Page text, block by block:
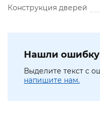
Конструкция дверей
Нашли ошибку
Выделите текст с
напишите нам.